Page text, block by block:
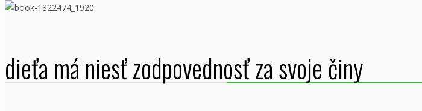
dieťa má niesť zodpovednosť za svoje činy